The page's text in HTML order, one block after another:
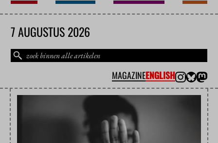
7 AUGUSTUS 2026
MAGAZINEENGLISH